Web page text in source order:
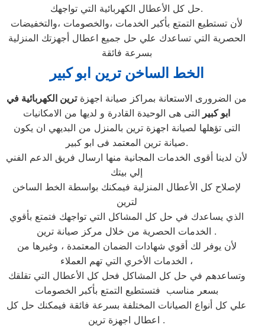
حل كل الأعطال الكهربائية التي تواجهك.
لأن تستطيع التمتع بأكبر الخدمات ،والخصومات ،والتخفيضات
الحصرية التي تساعدك علي حل جميع اعطال أجهزتك المنزلية
بسرعة فائقة
الخط الساخن ترين ابو كبير
من الضرورى الاستعانة بمراكز صيانة اجهزةترين الكهربائية في
ابو كبير التى هى الوحيدة القادرة و لديها من الامكانيات
التى تؤهلها لصيانة اجهزة ترين بالمنزل من البديهي ان يكون
صيانة ترين المعتمد فى ابو كبير.
لأن لدينا أقوى الخدمات المجانية منها ارسال فريق الدعم الفني
إلي بيتك
لإصلاح كل الأعطال المنزلية فيمكنك بواسطة الخط الساخن
لترين
الذي يساعدك في حل كل المشاكل التي تواجهك فتمتع بأقوي
الخدمات الحصرية من خلال مركز صيانة ترين .
لأن يوفر لك أقوي شهادات الضمان المعتمدة ، وغيرها من
الخدمات الأخري التي تهم العملاء ،
وتساعدهم في حل كل المشاكل فحل كل الأعطال التي تقلقك
بسعر مناسب فتستطيع التمتع بأكبر الخصومات
علي كل أنواع الصيانات المختلفة بسرعة فائقة فيمكنك حل كل
اعطال اجهزة ترين .